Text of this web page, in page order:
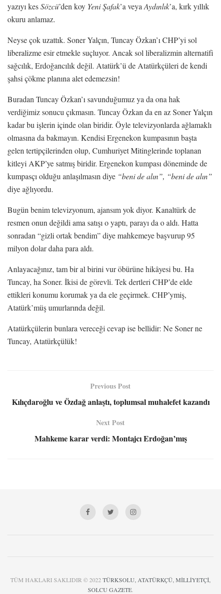
yazıyı kesSözcü’den koy Yeni Şafak’a veya Aydınlık’a, kırk yıllık
okuru anlamaz.
Neyse çok uzattık. Soner Yalçın, Tuncay Özkan’ı CHP’yi sol
liberalizme esir etmekle suçluyor. Ancak sol liberalizmin alternatifi
sağcılık, Erdoğancılık değil. Atatürk’ü de Atatürkçüleri de kendi
şahsi çökme planına alet edemezsin!
Buradan Tuncay Özkan’ı savunduğumuz ya da ona hak
verdiğimiz sonucu çıkmasın. Tuncay Özkan da en az Soner Yalçın
kadar bu işlerin içinde olan biridir. Öyle televizyonlarda ağlamaklı
olmasına da bakmayın. Kendisi Ergenekon kumpasının başta
gelen tertipçilerinden olup, Cumhuriyet Mitinglerinde toplanan
kitleyi AKP’ye satmış biridir. Ergenekon kumpası döneminde de
kumpasçı olduğu anlaşılmasın diye “beni de alın”, “beni de alın”
diye ağlıyordu.
Bugün benim televizyonum, ajansım yok diyor. Kanaltürk de
resmen onun değildi ama satışı o yaptı, parayı da o aldı. Hatta
sonradan “gizli ortak bendim” diye mahkemeye başvurup 95
milyon dolar daha para aldı.
Anlayacağınız, tam bir al birini vur öbürüne hikâyesi bu. Ha
Tuncay, ha Soner. İkisi de görevli. Tek dertleri CHP’de elde
ettikleri konumu korumak ya da ele geçirmek. CHP’ymiş,
Atatürk’müş umurlarında değil.
Atatürkçülerin bunlara vereceği cevap ise bellidir: Ne Soner ne
Tuncay, Atatürkçülük!
Previous Post
Kılıçdaroğlu ve Özdağ anlaştı, toplumsal muhalefet kazandı
Next Post
Mahkeme karar verdi: Montajcı Erdoğan’mış
TÜM HAKLARI SAKLIDIR © 2022 TÜRKSOLU, ATATÜRKÇÜ, MİLLİYETÇİ,
SOLCU GAZETE